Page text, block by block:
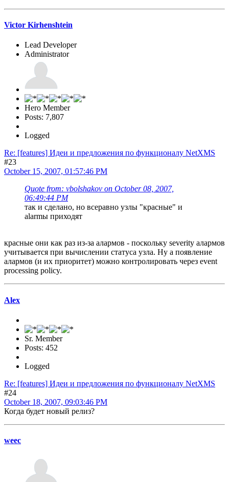
Victor Kirhenshtein
Lead Developer
Administrator
Hero Member
Posts: 7,807
Logged
Re: [features] Идеи и предложения по функционалу NetXMS
#23
October 15, 2007, 01:57:46 PM
Quote from: vbolshakov on October 08, 2007,
06:49:44 PM
так и сделано, но всеравно узлы "красные" и
alarmы приходят
красные они как раз из-за алармов - поскольку severity алармов
учитывается при вычислении статуса узла. Ну а появление
алармов (и их приоритет) можно контролировать через event
processing policy.
Alex
Sr. Member
Posts: 452
Logged
Re: [features] Идеи и предложения по функционалу NetXMS
#24
October 18, 2007, 09:03:46 PM
Когда будет новый релиз?
weec